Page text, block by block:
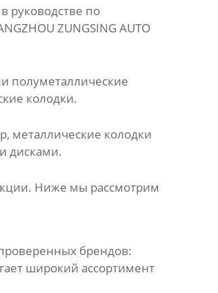
руководстве по
ZUNGSING AUTO
полуметаллические
колодки.
металлические колодки
дисками.
Ниже мы рассмотрим
брендов:
широкий ассортимент